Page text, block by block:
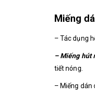
Miếng
– Tác dụng
– Miếng hút
tiết nóng.
– Miếng dán